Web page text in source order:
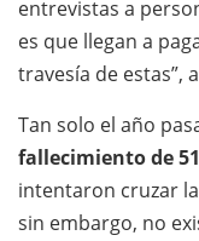
entrevistas a
es que llegan a
travesía de estas”,
​Tan solo el año
fallecimiento de
intentaron cruzar
sin embargo, no